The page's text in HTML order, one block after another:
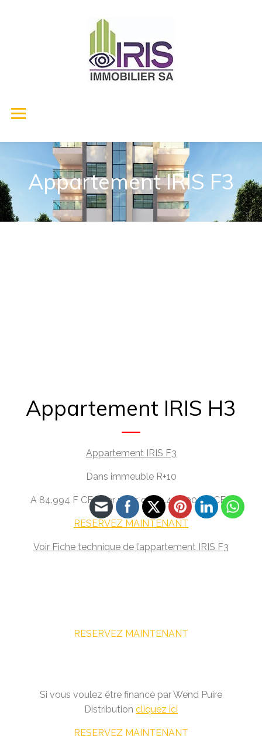
Appartement IRIS F3
Appartement IRIS H3
Appartement IRIS F3
Dans immeuble R+10
A 84.994 F CFA par mois ou 19.490.000 F CFA
RESERVEZ MAINTENANT
Voir Fiche technique de l’appartement IRIS F3
RESERVEZ MAINTENANT
Si vous voulez être financé par Wend Puire
Distribution cliquez ici
RESERVEZ MAINTENANT